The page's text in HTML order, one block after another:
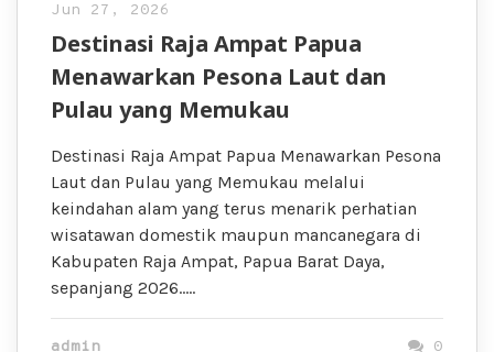
Jun 27, 2026
Destinasi Raja Ampat Papua
Menawarkan Pesona Laut dan
Pulau yang Memukau
Destinasi Raja Ampat Papua Menawarkan Pesona
Laut dan Pulau yang Memukau melalui
keindahan alam yang terus menarik perhatian
wisatawan domestik maupun mancanegara di
Kabupaten Raja Ampat, Papua Barat Daya,
sepanjang 2026…..
admin 0